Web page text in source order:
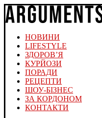
НОВИНИ
LIFESTYLE
ЗДОРОВ’Я
КУРЙОЗИ
ПОРАДИ
РЕЦЕПТИ
ШОУ-БІЗНЕС
ЗА КОРДОНОМ
КОНТАКТИ